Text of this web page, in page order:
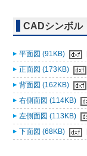
CADシンボル
平面図 (91KB)
正面図 (173KB)
背面図 (162KB)
右側面図 (114KB)
左側面図 (113KB)
下面図 (68KB)